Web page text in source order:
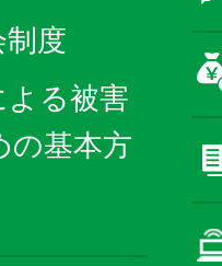
制度
よる被害
の基本方